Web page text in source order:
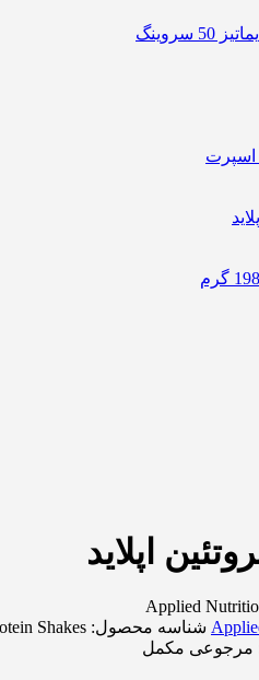
اسپرت
اپلاید
Applied
شناسه محصول: Shakes
مرجوعی مکمل